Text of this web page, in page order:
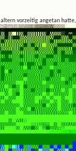
altern vorzeitig angetan hatte,